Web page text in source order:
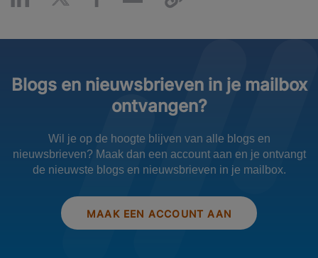
Blogs en nieuwsbrieven in je mailbox
ontvangen?
Wil je op de hoogte blijven van alle blogs en
nieuwsbrieven? Maak dan een account aan en je ontvangt
de nieuwste blogs en nieuwsbrieven in je mailbox.
MAAK EEN ACCOUNT AAN